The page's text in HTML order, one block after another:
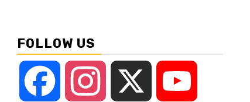
FOLLOW US
Facebook Instagram